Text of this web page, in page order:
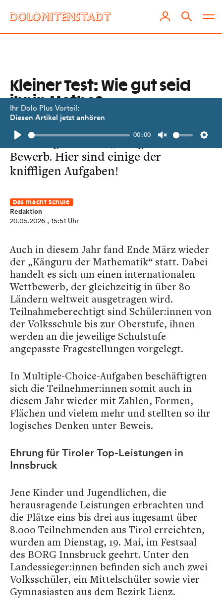
Ihr Dolo Plus Vorteil:
Diesen Artikel jetzt anhören
Play
00:00
Unmute
Kleiner Test: Wie gut seid
ihr in Mathe?
Sieben Osttiroler „Mathe-Genies“
überzeugten beim „Känguru“-
Bewerb. Hier sind einige der
kniffligen Aufgaben!
Das macht Schule
Redaktion
20.05.2026 , 15:51 Uhr
Auch in diesem Jahr fand Ende März wieder
der „Känguru der Mathematik“ statt. Dabei
handelt es sich um einen internationalen
Wettbewerb, der gleichzeitig in über 80
Ländern weltweit ausgetragen wird.
Teilnahmeberechtigt sind Schüler:innen von
der Volksschule bis zur Oberstufe, ihnen
werden an die jeweilige Schulstufe
angepasste Fragestellungen vorgelegt.
In Multiple-Choice-Aufgaben beschäftigten
sich die Teilnehmer:innen somit auch in
diesem Jahr wieder mit Zahlen, Formen,
Flächen und vielem mehr und stellten so ihr
logisches Denken unter Beweis.
Ehrung für Tiroler Top-Leistungen in
Innsbruck
Jene Kinder und Jugendlichen, die
herausragende Leistungen erbrachten und
die Plätze eins bis drei aus ingesamt über
8.000 Teilnehmenden aus Tirol erreichten,
wurden am Dienstag, 19. Mai, im Festsaal
des BORG Innsbruck geehrt. Unter den
Landessieger:innen befinden sich auch zwei
Volksschüler, ein Mittelschüler sowie vier
Gymnasiasten aus dem Bezirk Lienz.